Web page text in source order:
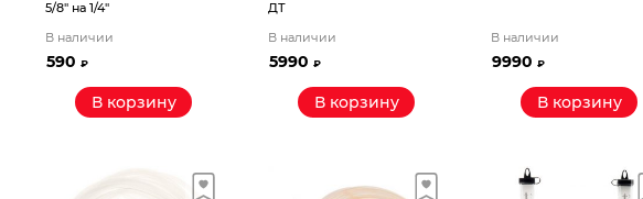
5/8″ на 1/4″
В наличии
590₽
В корзину
ДТ
В наличии
5990₽
В корзину
В наличии
9990₽
В корзину